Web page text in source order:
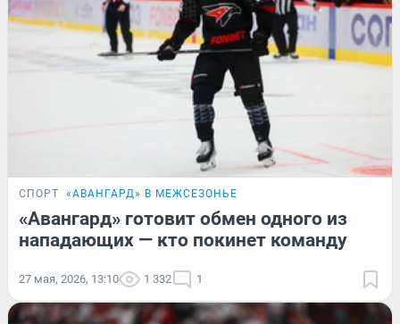
СПОРТ «АВАНГАРД» В МЕЖСЕЗОНЬЕ
«Авангард» готовит обмен одного из
нападающих — кто покинет команду
27 мая, 2026, 13:10 1 332 1